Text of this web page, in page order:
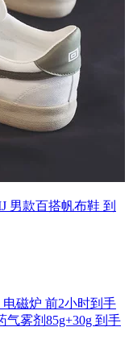
男款百搭帆布鞋 到
磁炉 前2小时到手
雾剂85g+30g 到手